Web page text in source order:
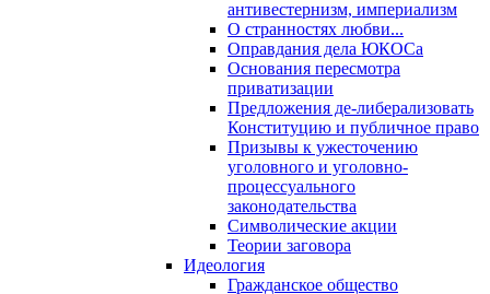
антивестернизм, империализм
О странностях любви...
Оправдания дела ЮКОСа
Основания пересмотра
приватизации
Предложения де-либерализовать
Конституцию и публичное право
Призывы к ужесточению
уголовного и уголовно-
процессуального
законодательства
Символические акции
Теории заговора
Идеология
Гражданское общество